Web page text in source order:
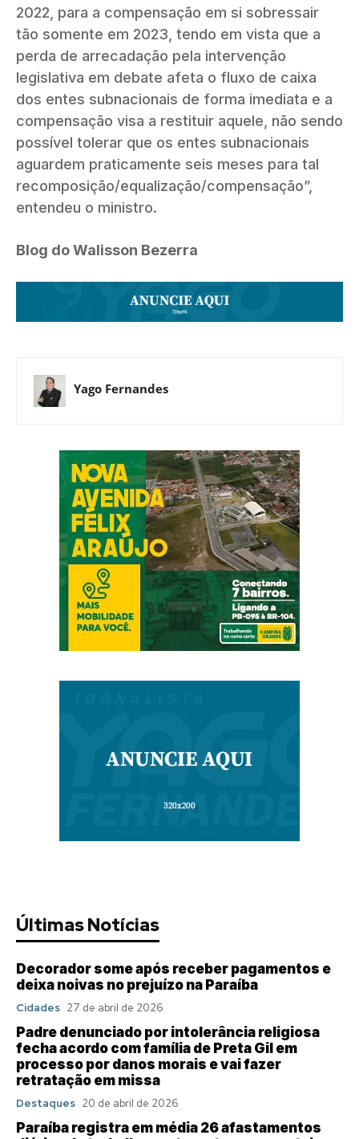
2022, para a compensação em si sobressair
tão somente em 2023, tendo em vista que a
perda de arrecadação pela intervenção
legislativa em debate afeta o fluxo de caixa
dos entes subnacionais de forma imediata e a
compensação visa a restituir aquele, não sendo
possível tolerar que os entes subnacionais
aguardem praticamente seis meses para tal
recomposição/equalização/compensação”,
entendeu o ministro.
Blog do Walisson Bezerra
Yago Fernandes
Últimas Notícias
Decorador some após receber pagamentos e
deixa noivas no prejuízo na Paraíba
Cidades 27 de abril de 2026
Padre denunciado por intolerância religiosa
fecha acordo com família de Preta Gil em
processo por danos morais e vai fazer
retratação em missa
Destaques 20 de abril de 2026
Paraíba registra em média 26 afastamentos